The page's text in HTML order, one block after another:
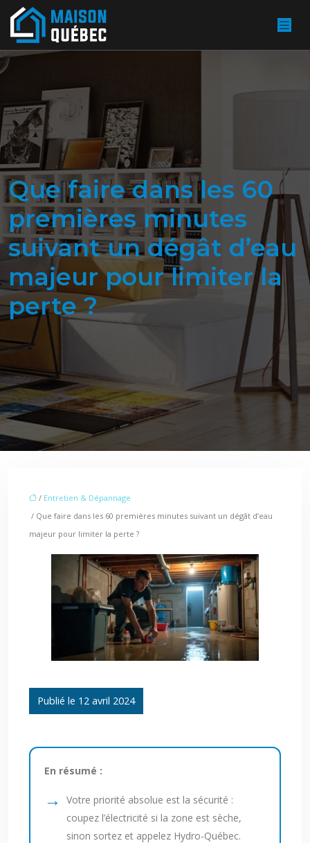
Que faire dans les 60
premières minutes
suivant un dégât d’eau
majeur pour limiter la
perte ?
/ Entretien & Dépannage
/ Que faire dans les 60 premières minutes suivant un dégât d’eau
majeur pour limiter la perte ?
Publié le 12 avril 2024
En résumé :
Votre priorité absolue est la sécurité :
coupez l’électricité si la zone est sèche,
sinon sortez et appelez Hydro-Québec.